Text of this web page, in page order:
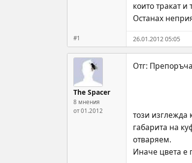
#1
които тракат
Останах
26.01.2012 05:05
The Spacer
8 мнения
от 01.2012
този изглежда
габарита на
отваряем.
Иначе цвета е